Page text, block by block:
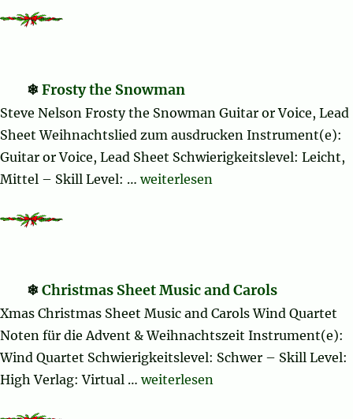
Frosty the Snowman
Steve Nelson Frosty the Snowman Guitar or Voice, Lead
Sheet Weihnachtslied zum ausdrucken Instrument(e):
Guitar or Voice, Lead Sheet Schwierigkeitslevel: Leicht,
Mittel – Skill Level: …„Frosty the Snowman“
weiterlesen
Christmas Sheet Music and Carols
Xmas Christmas Sheet Music and Carols Wind Quartet
Noten für die Advent & Weihnachtszeit Instrument(e):
Wind Quartet Schwierigkeitslevel: Schwer – Skill Level:
High Verlag: Virtual …„Christmas Sheet Music and
weiterlesen